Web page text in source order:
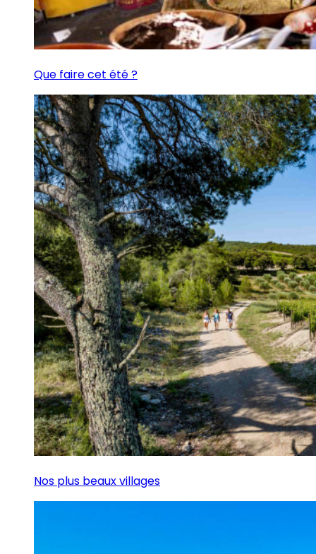
Que faire cet été ?
Nos plus beaux villages